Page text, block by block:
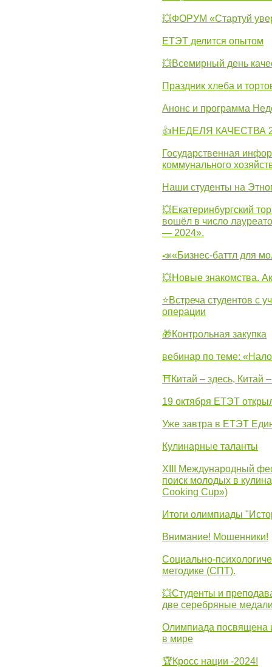
💥ФОРУМ «Стартуй
ЕТЭТ делится опытом
💥Всемирный день
Праздник хлеба и
Анонс и программа
👍НЕДЕЛЯ КАЧЕСТВА
Государственная
коммунального
Наши студенты на
💥Екатеринбургский
вошёл в число
— 2024».
📣«Бизнес-баттл для
💥Новые знакомства.
⭐Встреча студентов с
операции
🎁Контрольная закупка
вебинар по теме:
⛩Китай – здесь, Китай
19 октября ЕТЭТ
Уже завтра в ЕТЭТ
Кулинарные таланты
XIII Международный
поиск молодых в
Cooking Cup»)
Итоги олимпиады
Внимание! Мошенники!
Социально-
методике (СПТ).
💥Студенты и
две серебряные
Олимпиада посвящена
в мире
🏆Кросс нации -2024!